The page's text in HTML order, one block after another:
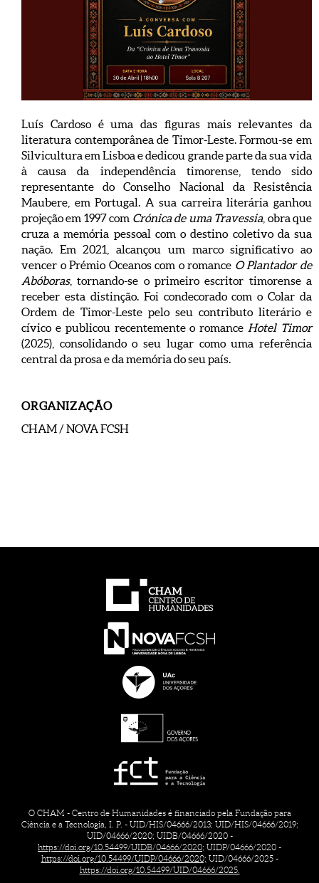
Luís Cardoso é uma das figuras mais relevantes da
literatura contemporânea de Timor-Leste. Formou-se em
Silvicultura em Lisboa e dedicou grande parte da sua vida
à causa da independência timorense, tendo sido
representante do Conselho Nacional da Resistência
Maubere, em Portugal. A sua carreira literária ganhou
projeção em 1997 com Crónica de uma Travessia, obra que
cruza a memória pessoal com o destino coletivo da sua
nação. Em 2021, alcançou um marco significativo ao
vencer o Prémio Oceanos com o romance O Plantador de
Abóboras, tornando-se o primeiro escritor timorense a
receber esta distinção. Foi condecorado com o Colar da
Ordem de Timor-Leste pelo seu contributo literário e
cívico e publicou recentemente o romance Hotel Timor
(2025), consolidando o seu lugar como uma referência
central da prosa e da memória do seu país.
ORGANIZAÇÃO
CHAM / NOVA FCSH
O CHAM - Centro de Humanidades é financiado pela Fundação para
Ciência e a Tecnologia, I. P. - UID/HIS/04666/2013; UID/HIS/04666/2019;
UID/04666/2020; UIDB/04666/2020 -
https://doi.org/10.54499/UIDB/04666/2020; UIDP/04666/2020 -
https://doi.org/10.54499/UIDP/04666/2020; UID/04666/2025 -
https://doi.org/10.54499/UID/04666/2025.